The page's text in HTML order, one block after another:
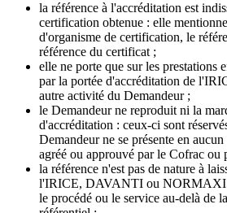
la référence à l'accréditation est
certification obtenue : elle
d'organisme de certification, le
référence du certificat ;
elle ne porte que sur les prestations
par la portée d'accréditation de
autre activité du Demandeur ;
le Demandeur ne reproduit ni la
d'accréditation : ceux-ci sont
Demandeur ne se présente en
agréé ou approuvé par le Cofrac ou
la référence n'est pas de nature à
l'IRICE, DAVANTI ou
le procédé ou le service au-delà de